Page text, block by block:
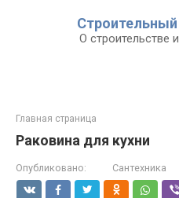
О строительстве
Главная страница
Раковина для кухни
Опубликовано: Сантехника